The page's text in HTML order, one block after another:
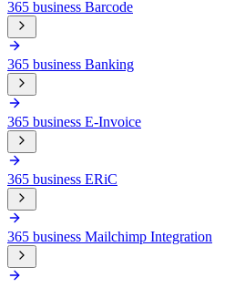
365 business Barcode
365 business Banking
365 business E-Invoice
365 business ERiC
365 business Mailchimp Integration